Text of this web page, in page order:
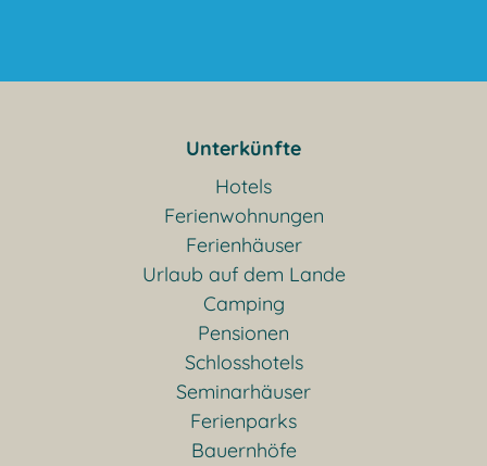
Unterkünfte
Hotels
Ferienwohnungen
Ferienhäuser
Urlaub auf dem Lande
Camping
Pensionen
Schlosshotels
Seminarhäuser
Ferienparks
Bauernhöfe